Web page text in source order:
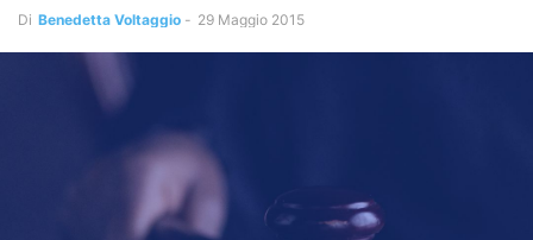
Di Benedetta Voltaggio - 29 Maggio 2015